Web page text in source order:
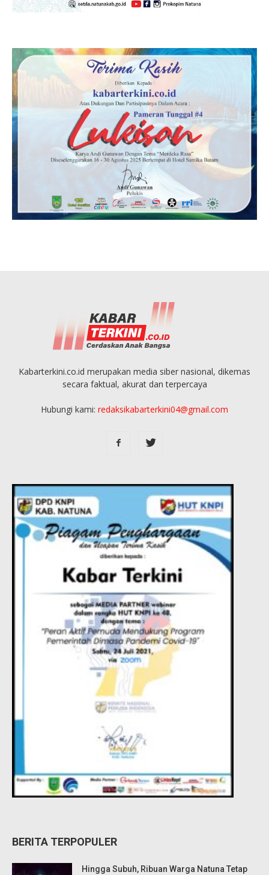
Kabarterkini.co.id merupakan media siber nasional, dikemas
secara faktual, akurat dan terpercaya
Hubungi kami: redaksikabarterkini04@gmail.com
BERITA TERPOPULER
Hingga Subuh, Ribuan Warga Natuna Tetap